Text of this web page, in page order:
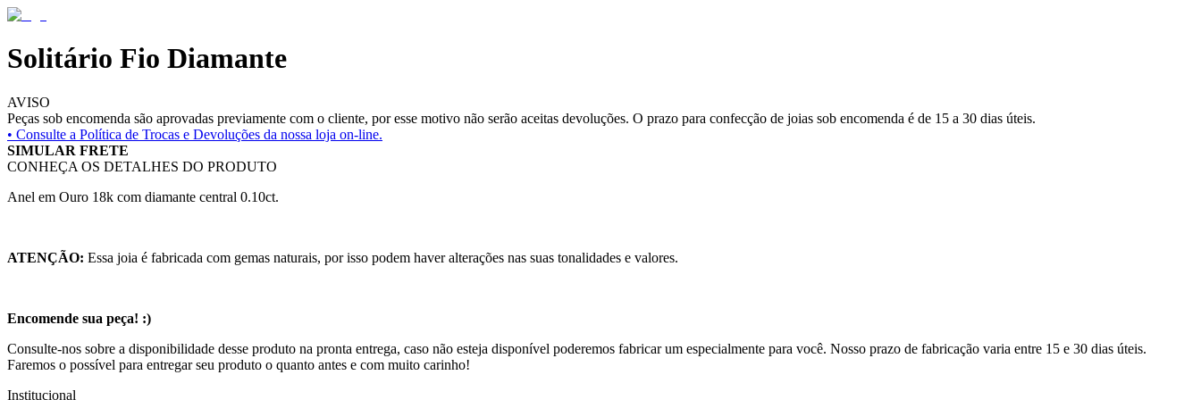
Solitário Fio Diamante
AVISO
Peças sob encomenda são aprovadas previamente com o cliente, por esse motivo não serão aceitas devoluções. O prazo para confecção de joias sob encomenda é de 15 a 30 dias úteis.
• Consulte a Política de Trocas e Devoluções da nossa loja on-line.
SIMULAR FRETE
CONHEÇA OS DETALHES DO PRODUTO
Anel em Ouro 18k com diamante central 0.10ct.
ATENÇÃO: Essa joia é fabricada com gemas naturais, por isso podem haver alterações nas suas tonalidades e valores.
Encomende sua peça! :)
Consulte-nos sobre a disponibilidade desse produto na pronta entrega, caso não esteja disponível poderemos fabricar um especialmente para você. Nosso prazo de fabricação varia entre 15 e 30 dias úteis.
Faremos o possível para entregar seu produto o quanto antes e com muito carinho!
Institucional